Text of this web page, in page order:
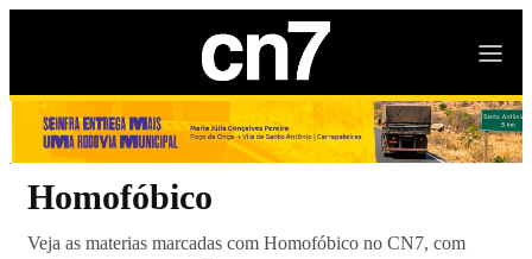
Homofóbico
Veja as materias marcadas com Homofóbico no CN7, com